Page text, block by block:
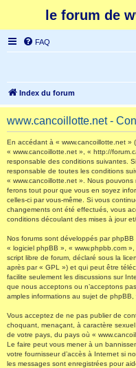
le forum de
FAQ
Index du forum
www.cancoillotte.net -
En accédant à « www.cancoillotte.net »
« www.cancoillotte.net », « http://
responsable des conditions suivantes.
responsable de toutes les conditions
« www.cancoillotte.net ». Nous pouvons
ferons tout pour que vous en soyez
celles-ci par vous-même. Si vous
changements ont été effectués, vous
conditions découlant des mises à jour
Nos forums sont développés par
« logiciel phpBB », « www.phpbb.com
script libre de forum, déclaré sous la
après par « GPL ») et qui peut être
facilite seulement les discussions sur
que nous acceptons ou n’acceptons
amples informations au sujet de phpBB,
Vous acceptez de ne pas publier de
choquant, menaçant, à caractère
de votre pays, du pays où «
Le faire peut vous mener à un
votre fournisseur d’accès à Internet si
les messages sont enregistrées pour